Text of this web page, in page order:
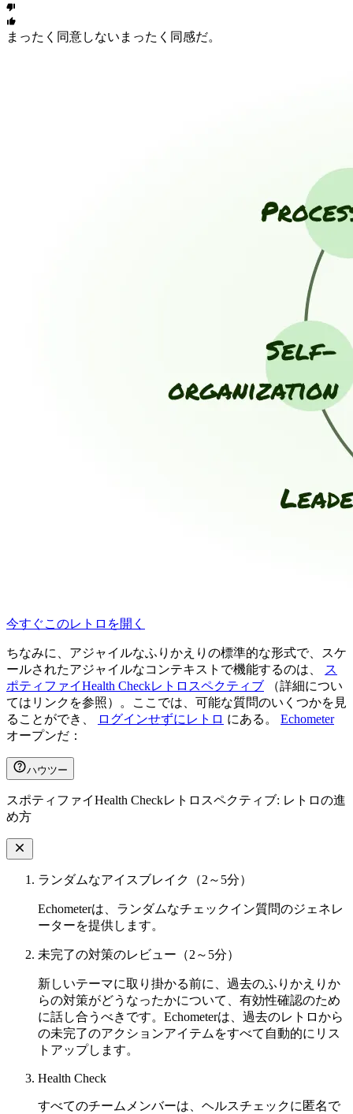
まったく同意しない まったく同感だ。
今すぐこのレトロを開く
ちなみに、アジャイルなふりかえりの標準的な形式で、スケ
ールされたアジャイルなコンテキストで機能するのは、 ス
ポティファイHealth Checkレトロスペクティブ （詳細につい
てはリンクを参照）。ここでは、可能な質問のいくつかを見
ることができ、
ログインせずにレトロ にある。 Echometer
オープンだ：
ハウツー
スポティファイHealth Checkレトロスペクティブ: レトロの進
め方
ランダムなアイスブレイク（2～5分）
Echometerは、ランダムなチェックイン質問のジェネレ
ーターを提供します。
未完了の対策のレビュー（2～5分）
新しいテーマに取り掛かる前に、過去のふりかえりか
らの対策がどうなったかについて、有効性確認のため
に話し合うべきです。Echometerは、過去のレトロから
の未完了のアクションアイテムをすべて自動的にリス
トアップします。
Health Check
すべてのチームメンバーは、ヘルスチェックに匿名で